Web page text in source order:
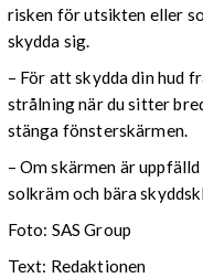
risken för utsikten eller
skydda sig.
– För att skydda din hud
strålning när du sitter
stänga fönsterskärmen.
– Om skärmen är
solkräm och bära
Foto: SAS Group
Text: Redaktionen